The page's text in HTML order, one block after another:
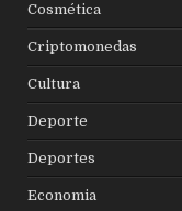
Cosmética
Criptomonedas
Cultura
Deporte
Deportes
Economia